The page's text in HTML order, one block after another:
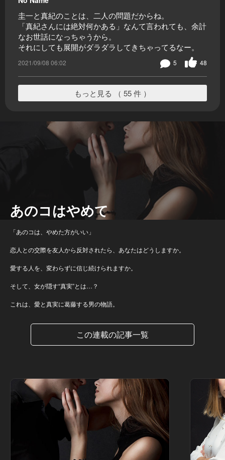
圭一と真紀のことは、二人の問題だからね。
「真紀さんには絶対何かある」なんて言われても、余計
なお世話になっちゃうから。
それにしても展開がダラダラしてきちゃってるなー。
2021/09/08 06:02 48
5
もっと見る （ 55 件 ）
あのコはやめて
「あのコは、やめた方がいい」
恋人との交際を友人から反対されたら、あなたはどうしますか。
愛する人を、変わらずに信じ続けられますか。
そして、女が隠す“真実”とは…？
これは、愛と真実に葛藤する男の物語。
この連載の記事一覧